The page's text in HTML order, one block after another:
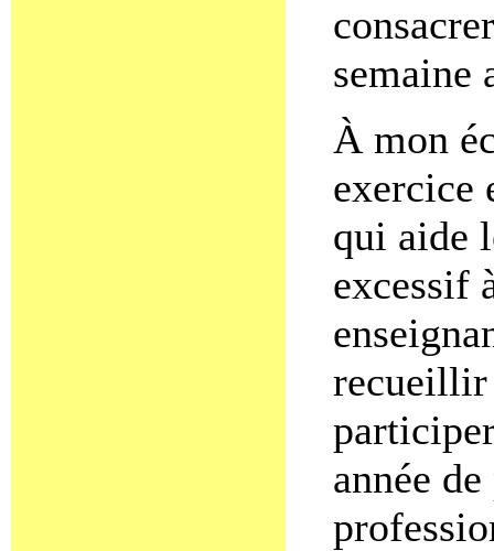
semaine
À mon
exercice
qui aide
excessif
recueillir
année